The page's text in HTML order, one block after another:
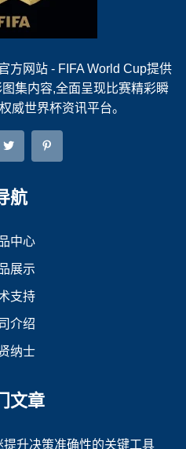
方网站 - FIFA World Cup提供
集内容,全面呈现比赛精彩瞬
威世界杯资讯平台。
航
中心
展示
支持
介绍
纳士
文章
升决策准确性的关键工具